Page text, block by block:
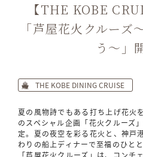
【THE KOBE
「芦屋花火クルーズ
う〜」
THE KOBE DINING CRUISE
夏の風物詩でもある打ち上げ花火
のスペシャル企画「花火クルーズ
定。夏の夜空を彩る花火と、神戸
わりの船上ディナーで至福のひと
「芦屋花火クルーズ」は、コンチ